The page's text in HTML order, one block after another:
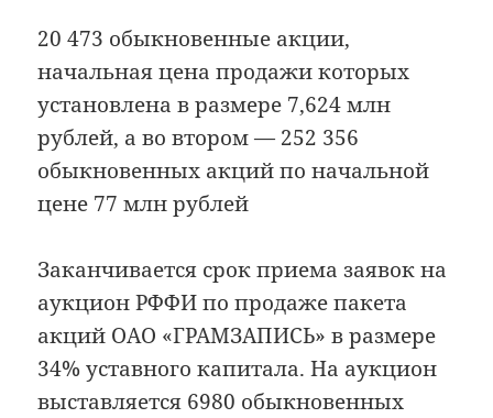
20 473 обыкновенные акции,
начальная цена продажи которых
установлена в размере 7,624 млн
рублей, а во втором — 252 356
обыкновенных акций по начальной
цене 77 млн рублей
Заканчивается срок приема заявок на
аукцион РФФИ по продаже пакета
акций ОАО «ГРАМЗАПИСЬ» в размере
34% уставного капитала. На аукцион
выставляется 6980 обыкновенных